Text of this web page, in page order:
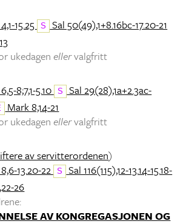
15.25 S Sal 50(49),1+8.16bc-17.20-21
ukedagen ellervalgfritt
8;7,1-5.10 S
Sal 29(28),1a+2.3ac-
Mark 8,14-21
ukedagen ellervalgfritt
av servitterordenen)
13.20-22 S
Sal 116(115),12-13.14-15.18-
26
AV KONGREGASJONEN OG